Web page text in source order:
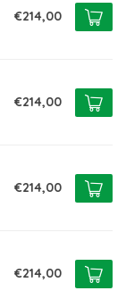
€214,00
€214,00
€214,00
€214,00